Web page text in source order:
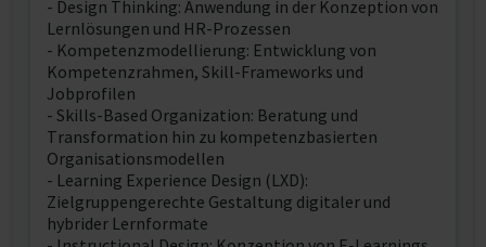
- Design Thinking: Anwendung in der Konzeption von
Lernlösungen und HR-Prozessen
- Kompetenzmodellierung: Entwicklung von
Kompetenzrahmen, Skill-Frameworks und
Jobprofilen
- Skills-Based Organization: Beratung und
Transformation hin zu kompetenzbasierten
Organisationsmodellen
- Learning Experience Design (LXD):
Zielgruppengerechte Gestaltung digitaler und
hybrider Lernformate